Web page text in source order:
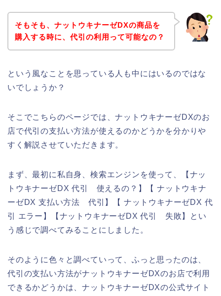
そもそも、ナットウキナーゼDXの商品を
購入する時に、代引の利用って可能なの？
という風なことを思っている人も中にはいるのではな
いでしょうか？
そこでこちらのページでは、ナットウキナーゼDXのお
店で代引の支払い方法が使えるのかどうかを分かりや
すく解説させていただきます。
まず、最初に私自身、検索エンジンを使って、【ナッ
トウキナーゼDX 代引 使えるの？】【 ナットウキナ
ーゼDX 支払い方法 代引】【 ナットウキナーゼDX 代
引 エラー】【ナットウキナーゼDX 代引 失敗】とい
う感じで調べてみることにしました。
そのように色々と調べていって、ふっと思ったのは、
代引の支払い方法がナットウキナーゼDXのお店で利用
できるかどうかは、ナットウキナーゼDXの公式サイト